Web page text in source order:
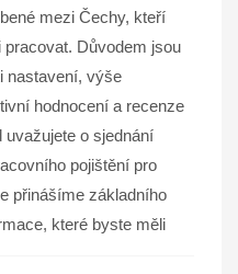
mezi Čechy, kteří
Důvodem jsou
nastavení, výše
hodnocení a recenze
o sjednání
pojištění pro
přinášíme základního
které byste měli